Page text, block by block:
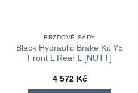
BRZDOVÉ SADY
Black Hydraulic Brake Kit Y5
Front L Rear L [NUTT]
4 572 Kč